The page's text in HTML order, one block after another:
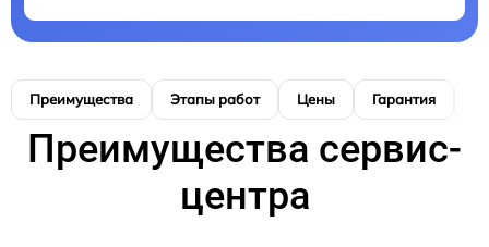
Преимущества Этапы работ Цены Гарантия
Преимущества сервис-
центра